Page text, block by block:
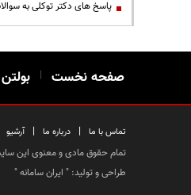
پاسخ های دکتر توکلی به
صفحه نخست | بولتن ۲
تماس با ما | درباره ما | آرشیو
تمام حقوق مادی و معنوی این
طراحی و تولید: " ایران سامانه"